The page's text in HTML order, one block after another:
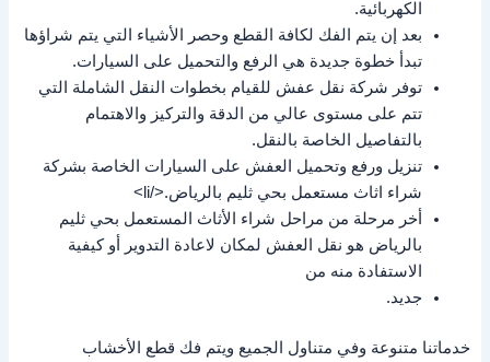
الكهربائية.
بعد إن يتم الفك لكافة القطع وحصر الأشياء التي يتم شراؤها
تبدأ خطوة جديدة هي الرفع والتحميل على السيارات.
توفر شركة نقل عفش للقيام بخطوات النقل الشاملة التي
تتم على مستوى عالي من الدقة والتركيز والاهتمام
بالتفاصيل الخاصة بالنقل.
تنزيل ورفع وتحميل العفش على السيارات الخاصة بشركة
شراء اثاث مستعمل بحي ثليم بالرياض.</li>
أخر مرحلة من مراحل شراء الأثاث المستعمل بحي ثليم
بالرياض هو نقل العفش لمكان لاعادة التدوير أو كيفية
الاستفادة منه من
جديد.
خدماتنا متنوعة وفي متناول الجميع ويتم فك قطع الأخشاب